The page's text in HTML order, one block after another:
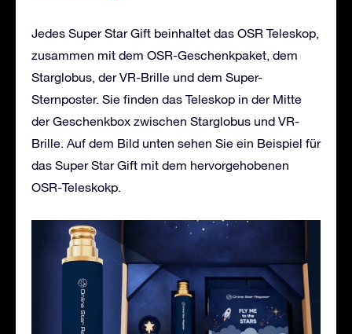
Jedes Super Star Gift beinhaltet das OSR Teleskop,
zusammen mit dem OSR-Geschenkpaket, dem
Starglobus, der VR-Brille und dem Super-
Sternposter. Sie finden das Teleskop in der Mitte
der Geschenkbox zwischen Starglobus und VR-
Brille. Auf dem Bild unten sehen Sie ein Beispiel für
das Super Star Gift mit dem hervorgehobenen
OSR-Teleskokp.